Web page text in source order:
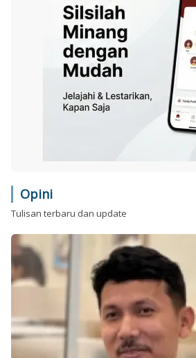
Opini
Tulisan terbaru dan update